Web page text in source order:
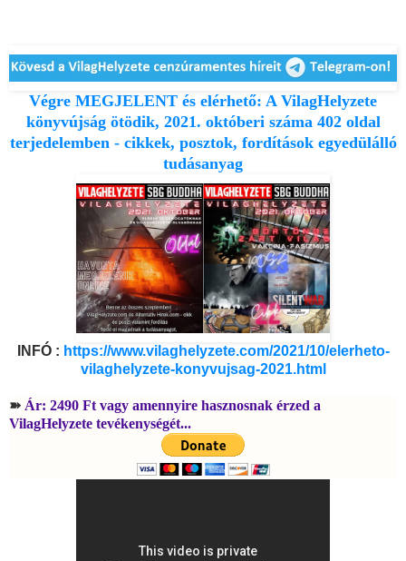
Végre MEGJELENT és elérhető: A VilagHelyzete
könyvújság ötödik, 2021. októberi száma 402 oldal
terjedelemben - cikkek, posztok, fordítások egyedülálló
tudásanyag
INFÓ : https://www.vilaghelyzete.com/2021/10/elerheto-
vilaghelyzete-konyvujsag-2021.html
➽ Ár: 2490 Ft vagy amennyire hasznosnak érzed a
VilagHelyzete tevékenységét...